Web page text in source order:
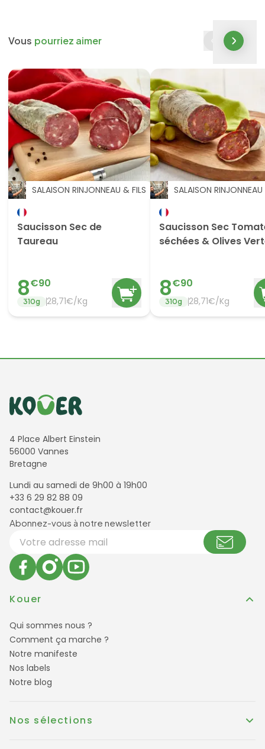
Vous pourriez aimer
SALAISON RINJONNEAU & FILS
Saucisson Sec de
Taureau
8€90
310g 28,71€/Kg
SALAISON
Saucisson Sec
séchées & Olives
8€90
310g 28,71€/Kg
Informations de contact
4 Place Albert Einstein
56000 Vannes
Bretagne
Lundi au samedi de 9h00 à 19h00
+33 6 29 82 88 09
contact@kouer.fr
Newsletter et réseaux sociaux
Abonnez-vous à notre newsletter
Votre adresse email
Kouer
Qui sommes nous ?
Comment ça marche ?
Notre manifeste
Nos labels
Notre blog
Nos sélections